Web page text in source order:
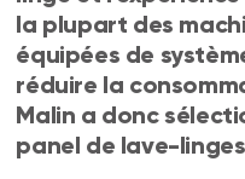
la plupart des
équipées de
réduire la
Malin a donc
panel de lave-